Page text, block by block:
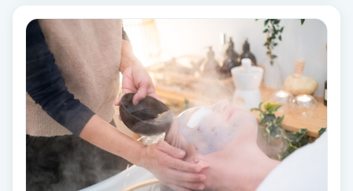
Herrklippning
Hollywood Peel
Hot Stone Massage